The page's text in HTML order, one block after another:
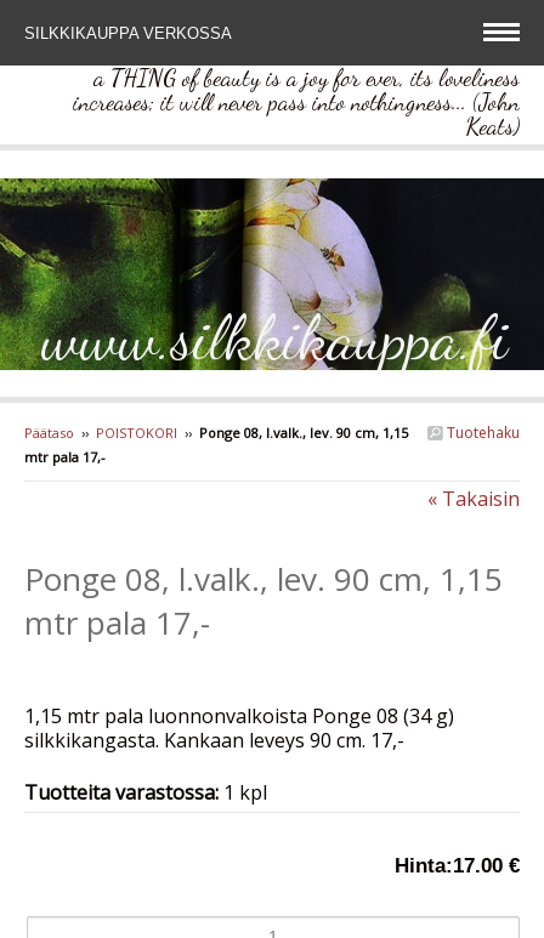
SILKKIKAUPPA VERKOSSA
a THING of beauty is a joy for ever, its loveliness
increases; it will never pass into nothingness... (John
Keats)
www.silkkikauppa.fi
Tuotehaku
Päätaso ›› POISTOKORI ›› Ponge 08, l.valk., lev. 90 cm, 1,15
mtr pala 17,-
« Takaisin
Ponge 08, l.valk., lev. 90 cm, 1,15
mtr pala 17,-
1,15 mtr pala luonnonvalkoista Ponge 08 (34 g)
silkkikangasta. Kankaan leveys 90 cm. 17,-
Tuotteita varastossa: 1 kpl
Hinta:17.00 €